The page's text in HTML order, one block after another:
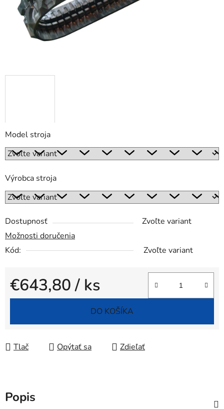
Model stroja
Výrobca stroja
Dostupnosť
Zvoľte variant
Možnosti doručenia
Kód:
Zvoľte variant
€643,80/ ks
Jednotková cena:
DO KOŠÍKA
Tlač Opýtať sa Zdieľať
Popis